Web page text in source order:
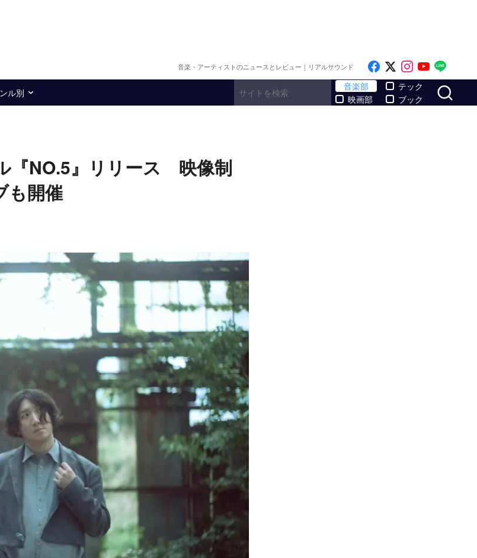
音楽・アーティストのニュースとレビュー｜リアルサウンド Like on Facebook
Follow on x
Follow on
Follow
ル別
音楽部
映画部
テック
ブック
『NO.5』リリース 映像制
も開催